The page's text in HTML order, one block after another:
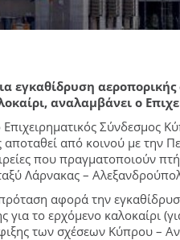
εγκαθίδρυση
αναλαμβάνει ο
Σύνδεσμος
από κοινού με την
που πραγματοποιούν
Λάρνακας –
αφορά την
για το ερχόμενο καλοκαίρι
των σχέσεων Κύπρου –